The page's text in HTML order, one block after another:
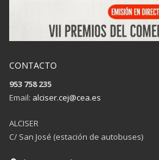
CONTACTO
953 758 235
Email: alciser.cej@cea.es
ALCISER
C/ San José (estación de autobuses)